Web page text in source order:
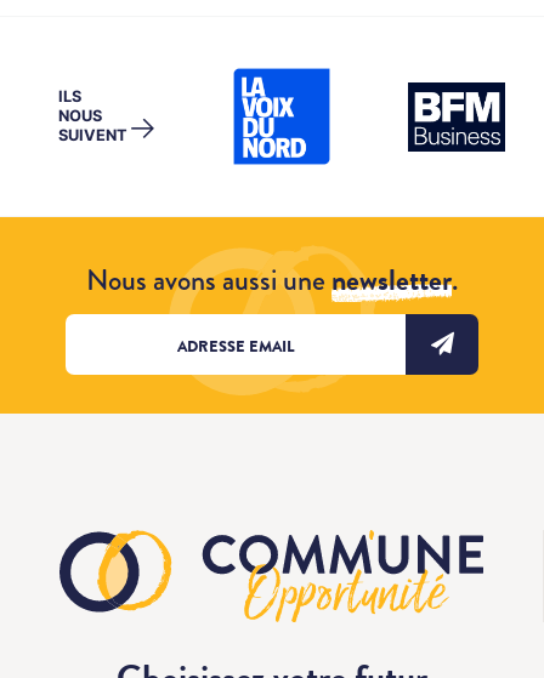
ILS
NOUS
SUIVENT →
Nous avons aussi unenewsletter.